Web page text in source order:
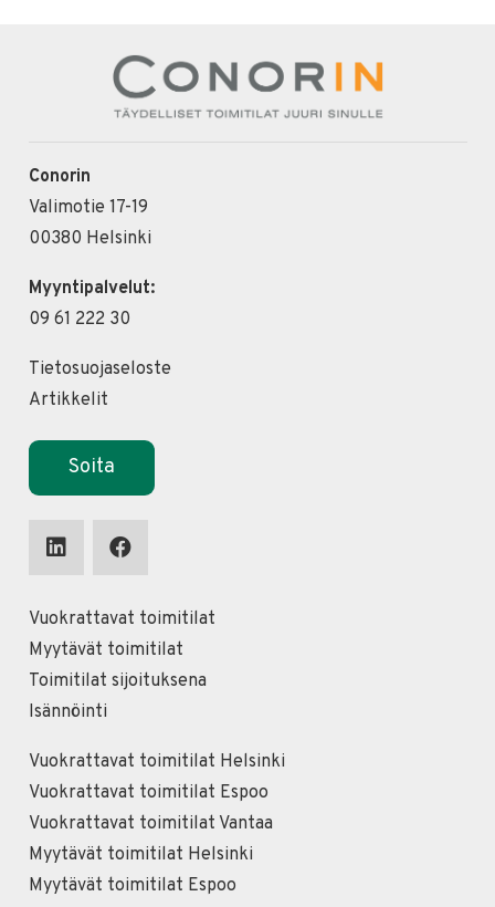
Conorin
Valimotie 17-19
00380 Helsinki
Myyntipalvelut:
09 61 222 30
Tietosuojaseloste
Artikkelit
Soita
Vuokrattavat toimitilat
Myytävät toimitilat
Toimitilat sijoituksena
Isännöinti
Vuokrattavat toimitilat Helsinki
Vuokrattavat toimitilat Espoo
Vuokrattavat toimitilat Vantaa
Myytävät toimitilat Helsinki
Myytävät toimitilat Espoo